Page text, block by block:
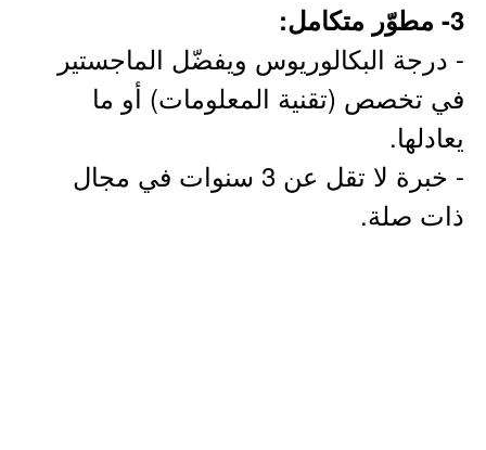
3- مطوّر متكامل:
- درجة البكالوريوس ويفضّل الماجستير
في تخصص (تقنية المعلومات) أو ما
يعادلها.
- خبرة لا تقل عن 3 سنوات في مجال
ذات صلة.